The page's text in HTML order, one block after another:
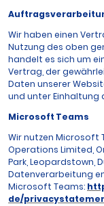
Wir haben einen
Nutzung des oben
handelt es sich um
Vertrag, der
Daten unserer
und unter Einhaltung
Microsoft Teams
Wir nutzen Microsoft
Operations Limited,
Park, Leopardstown,
Datenverarbeitung
Microsoft Teams:
de/